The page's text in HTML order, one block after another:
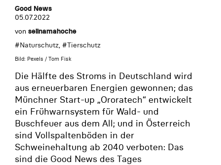
Good News
05.07.2022
von selinamahoche
#Naturschutz, #Tierschutz
Bild: Pexels / Tom Fisk
Die Hälfte des Stroms in Deutschland wird
aus erneuerbaren Energien gewonnen; das
Münchner Start-up „Ororatech“ entwickelt
ein Frühwarnsystem für Wald- und
Buschfeuer aus dem All; und in Österreich
sind Vollspaltenböden in der
Schweinehaltung ab 2040 verboten: Das
sind die Good News des Tages